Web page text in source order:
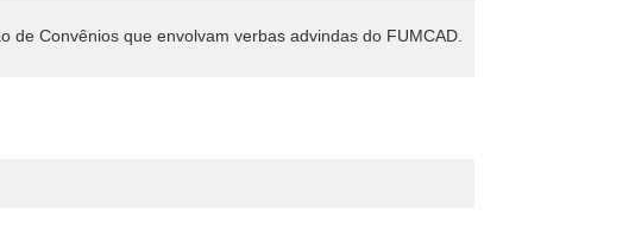
de Convênios que envolvam verbas advindas do FUMCAD.